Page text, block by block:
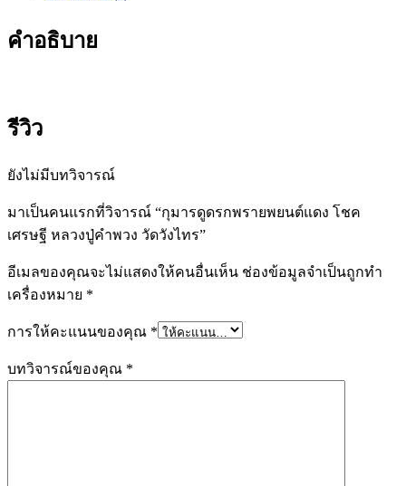
คำอธิบาย
รีวิว
ยังไม่มีบทวิจารณ์
มาเป็นคนแรกที่วิจารณ์ “กุมารดูดรกพรายพยนต์แดง โชค
เศรษฐี หลวงปู่คำพวง วัดวังไทร”
อีเมลของคุณจะไม่แสดงให้คนอื่นเห็น ช่องข้อมูลจำเป็นถูกทำ
เครื่องหมาย *
การให้คะแนนของคุณ *
บทวิจารณ์ของคุณ *